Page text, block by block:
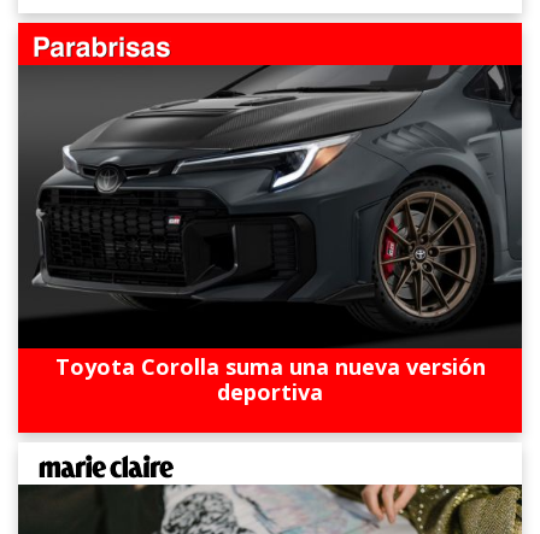
Toyota Corolla suma una nueva versión
deportiva